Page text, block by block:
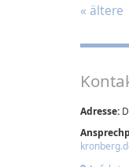
« ältere
Adresse: